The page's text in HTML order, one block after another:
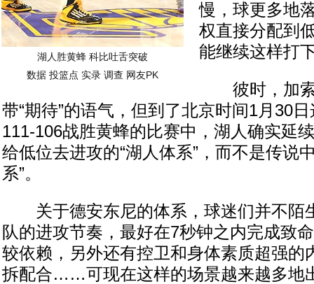
湖人胜黄蜂 科比吐舌突破
数据 投篮点 实录 调查 网友PK
慢，球更多地
权直接分配到
能继续这样打
彼时，加索
带“期待”的语气，但到了北京时间1月30
111-106战胜黄蜂的比赛中，湖人确实延
给低位去进攻的“湖人体系”，而不是传说
系”。
关于德安东尼的体系，球迷们并不陌
队的进攻节奏，最好在7秒钟之内完成致
较依赖，另外还有控卫和身体素质超强的
拆配合……可现在这样的场景越来越多地